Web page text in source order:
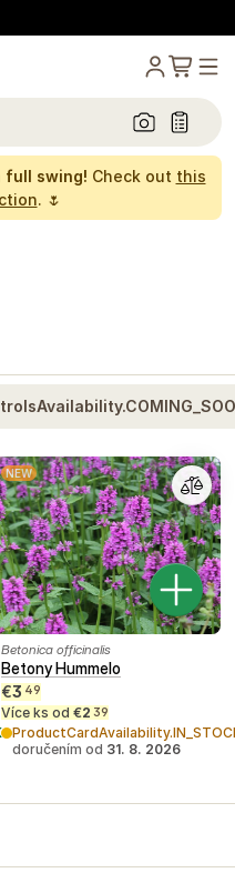
full swing! Check out this
. 🌷
NEW
Betonica officinalis
Betony Hummelo
€3 49
Více ks od €2 39
doručením od 31. 8. 2026